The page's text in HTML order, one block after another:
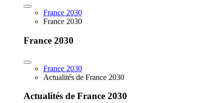
France 2030
France 2030
France 2030
France 2030
Actualités de France 2030
Actualités de France 2030